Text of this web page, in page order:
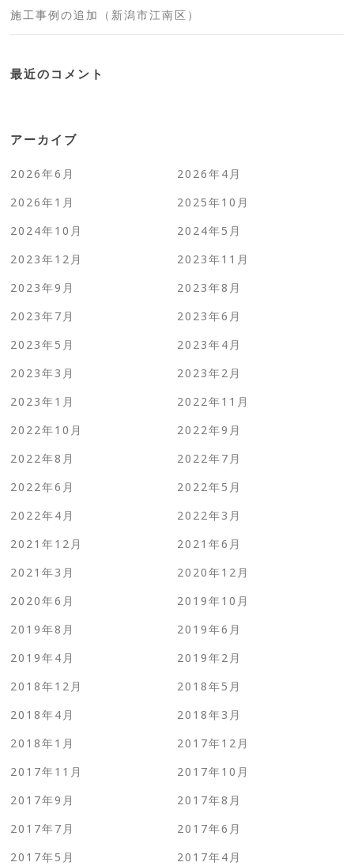
施工事例の追加（新潟市江南区）
最近のコメント
アーカイブ
2026年6月
2026年4月
2026年1月
2025年10月
2024年10月
2024年5月
2023年12月
2023年11月
2023年9月
2023年8月
2023年7月
2023年6月
2023年5月
2023年4月
2023年3月
2023年2月
2023年1月
2022年11月
2022年10月
2022年9月
2022年8月
2022年7月
2022年6月
2022年5月
2022年4月
2022年3月
2021年12月
2021年6月
2021年3月
2020年12月
2020年6月
2019年10月
2019年8月
2019年6月
2019年4月
2019年2月
2018年12月
2018年5月
2018年4月
2018年3月
2018年1月
2017年12月
2017年11月
2017年10月
2017年9月
2017年8月
2017年7月
2017年6月
2017年5月
2017年4月